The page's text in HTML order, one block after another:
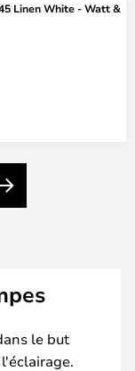
Linen White - Watt &
Suivant
le but